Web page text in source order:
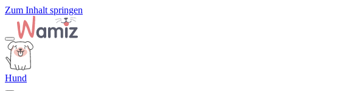
Zum Inhalt springen
Hund